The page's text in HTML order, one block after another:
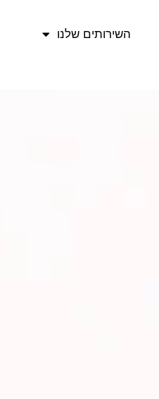
השירותים שלנו